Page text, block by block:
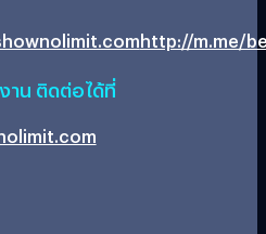
http://m.me/
าน ติดต่อได้ที่